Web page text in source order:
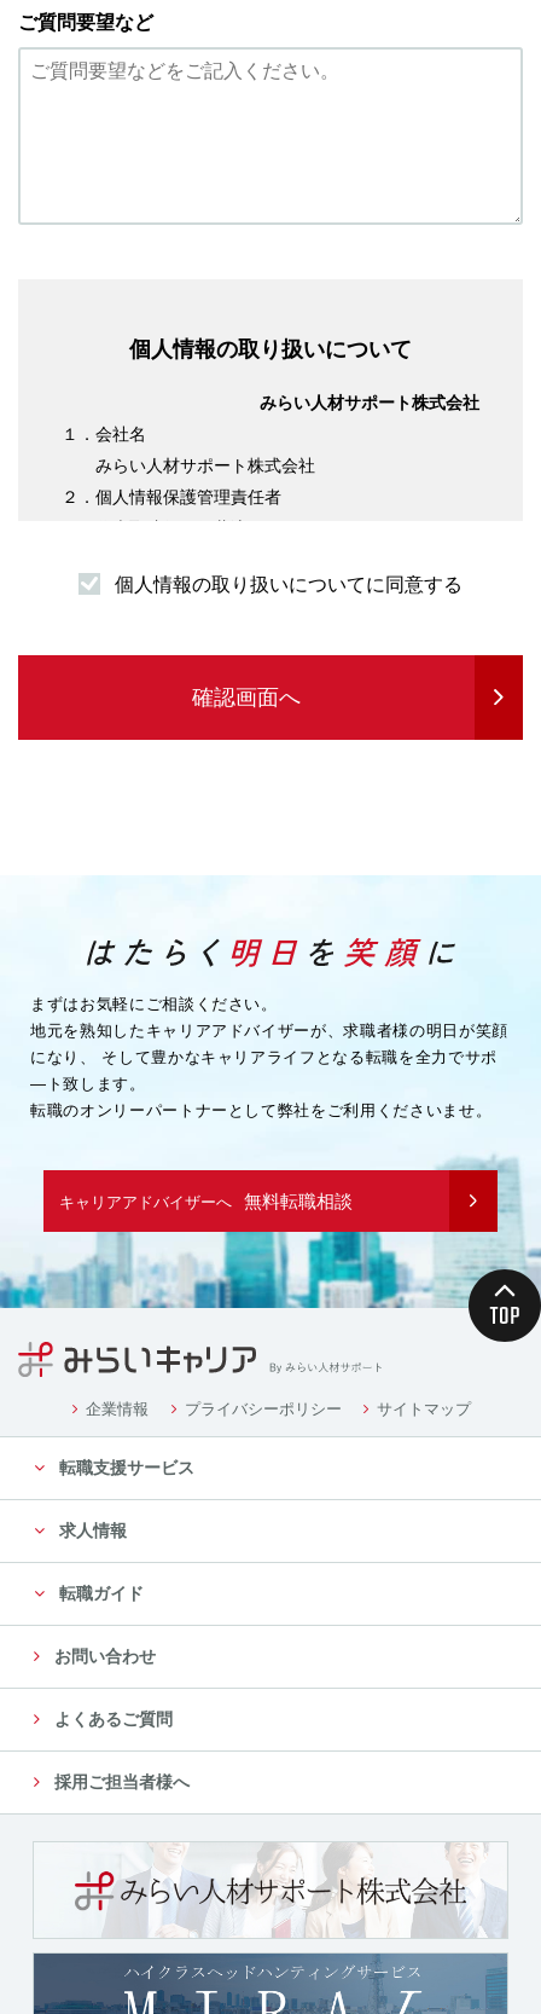
ご質問要望など
個人情報の取り扱いについて
みらい人材サポート株式会社
１．会社名
みらい人材サポート株式会社
２．個人情報保護管理責任者
（１）求職者様情報
・企業紹介先のご案内を行うため
・サービスの提供に必要な書類などの発送
・サービスに関する情報のご案内等を行うため
・企業様へ各種連絡を行うため
・その他、上記業務に関連または付随する業務を行う
ため
（３）取引先企業情報
・業務を履行するため
・企業様へ各種連絡を行うため
（４）募集や採用に応募頂く方の情報
（５）当社従業者の情報
・人事や労務、福利厚生などの業務連絡のため
４．個人情報の委託について
当社は、業務を円滑に進める等の理由から、業務の一
部を外部に委託する際に、個人情報を委託す
る場合があります。ただし、委託先に開示するお客様
の個人情報は、当該業務の委託に必要となる
最小限の個人情報のみとし、かつ使用範囲もその範囲
に限定します。
尚、委託先は、十分な個人情報の保護水準を満たして
いる委託先を選定し、安全管理が図られるよ
う、委託先に対する必要かつ適切な管理監督をいたし
ます。
５．個人情報の第三者への提供について
当社では、収集した個人情報を、以下のいずれかに該
当する場合を除き、いかなる第三者にも提供
または開示いたしません。
（１）法令に基づく場合
（２）人の生命、身体又は財産の保護のために必要が
ある場合であって、本人の同意を得ることが
困難であるとき
（３）公衆衛生の向上又は児童の健全な育成の推進の
ために特に必要がある場合であって、本人の
同意を得ることが困難であるとき
個人情報の取り扱いについてに同意する
確認画面へ
まずはお気軽にご相談ください。
地元を熟知したキャリアアドバイザーが、求職者様の明日が笑顔
になり、
そして豊かなキャリアライフとなる転職を全力でサポ
―ト致します。
転職のオンリーパートナーとして弊社をご利用くださいませ。
キャリアアドバイザーへ 無料転職相談
企業情報 プライバシーポリシー サイトマップ
転職支援サービス
求人情報
転職ガイド
お問い合わせ
よくあるご質問
採用ご担当者様へ